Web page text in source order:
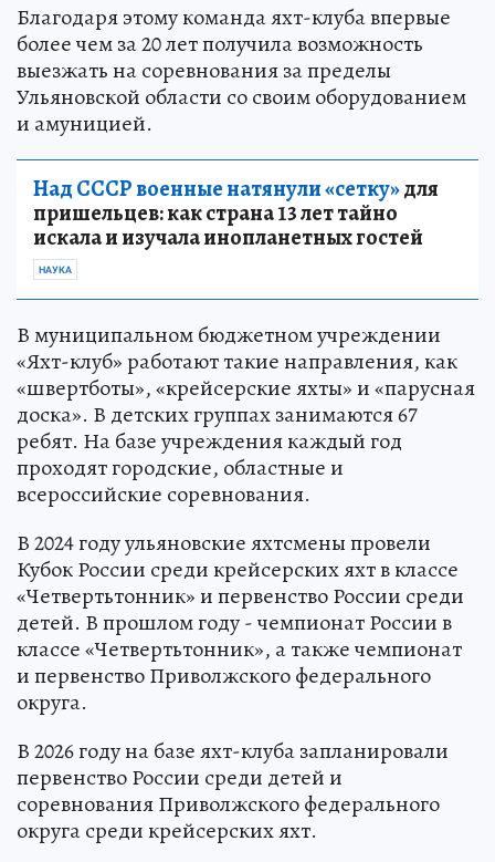
Благодаря этому команда яхт-клуба впервые
более чем за 20 лет получила возможность
выезжать на соревнования за пределы
Ульяновской области со своим оборудованием
и амуницией.
Над СССР военные натянули «сетку»для
пришельцев: как страна 13 лет тайно
искала и изучала инопланетных гостей
НАУКА
В муниципальном бюджетном учреждении
«Яхт-клуб» работают такие направления, как
«швертботы», «крейсерские яхты» и «парусная
доска». В детских группах занимаются 67
ребят. На базе учреждения каждый год
проходят городские, областные и
всероссийские соревнования.
В 2024 году ульяновские яхтсмены провели
Кубок России среди крейсерских яхт в классе
«Четвертьтонник» и первенство России среди
детей. В прошлом году - чемпионат России в
классе «Четвертьтонник», а также чемпионат
и первенство Приволжского федерального
округа.
В 2026 году на базе яхт-клуба запланировали
первенство России среди детей и
соревнования Приволжского федерального
округа среди крейсерских яхт.